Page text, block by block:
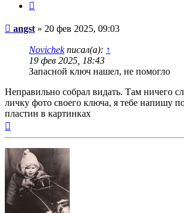
Сообщение
angst » 20 фев 2025, 09:03
Novichekписал(а): ↑
19 фев 2025, 18:43
Запасной ключ нашел, не помогло
Неправильно собрал видать. Там ничего
личку фото своего ключа, я тебе напишу
пластин в картинках